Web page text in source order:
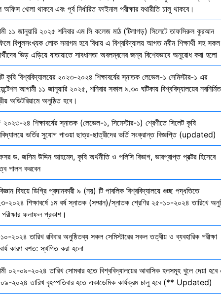
খোলা থাকবে এবং পূর্ব নির্ধারিত ফাইনাল পরীক্ষার যথারীতি চালু থাকবে।
১১ জানুয়ারি ২০২৫ শনিবার এম সি কলেজ মাঠ (টিলাগড়) সিলেটে তাফসিরুল কুরআন
বিপুলসংখ্যক লোক সমাগম হবে বিধায় এ বিশ্ববিদ্যালয় আগত নবীন শিক্ষার্থী সহ সকল
ভিড় এড়িয়ে যাতায়াতে সাবধানতা অবলম্বনের জন্য বিশেষভাবে অনুরোধ করা হলো
কৃষি বিশ্ববিদ্যালয়ের ২০২৩-২০২৪ শিক্ষাবর্ষের স্নাতক লেভেল-১ সেমিস্টার-১ এর
আগামী ১১ জানুয়ারি ২০২৫, শনিবার সকাল ৯.৩০ ঘটিকায় বিশ্ববিদ্যালয়ের নবনির্মিত
অডিটরিয়ামে অনুষ্ঠিত হবে।
২৪ শিক্ষাবর্ষের স্নাতক (লেভেল-১, সিমেস্টার-১) শ্রেণীতে সিলেট কৃষি
ভর্তির সুযোগ পাওয়া ছাত্র-ছাত্রীদের ভর্তি সংক্রান্ত বিজ্ঞপ্তি (updated)
ড. জসিম উদ্দিন আহমেদ, কৃষি অর্থনীতি ও পলিসি বিভাগ, ভারপ্রাপ্ত প্রক্টর হিসেবে
পালন করবেন
বিষয়ে ডিগ্রি প্রদানকারী ৯ (নয়) টি পাবলিক বিশ্ববিদ্যালয়ে গুচ্ছ পদ্ধতিতে
২০২৪ শিক্ষাবর্ষে ১ম বর্ষ স্নাতক (সম্মান)/স্নাতক শ্রেণির ২৫-১০-২০২৪ তারিখে
পরীক্ষার ফলাফল প্রকাশ।
২০২৪ তারিখ রবিবার অনুষ্ঠিতব্য সকল সেমিস্টারের সকল তত্বীয় ও ব্যবহারিক পরীক্ষা
কারণ বশত: স্থগিত করা হলো
০২-০৯-২০২৪ তারিখ সোমবার হতে বিশ্ববিদ্যালয়ের আবাসিক হলসমূহ খুলে দেয়া হবে
২০২৪ তারিখ বৃহস্পতিবার হতে একাডেমিক কার্যক্রম চালু হবে (** Updated)